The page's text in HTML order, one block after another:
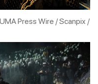
Press Wire / Scanpix /